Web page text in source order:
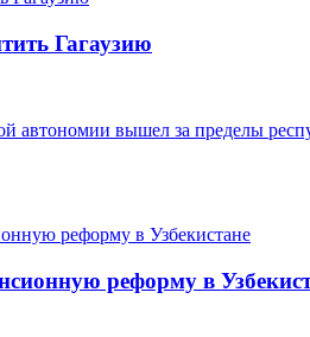
Гагаузию
автономии вышел за пределы
реформу в